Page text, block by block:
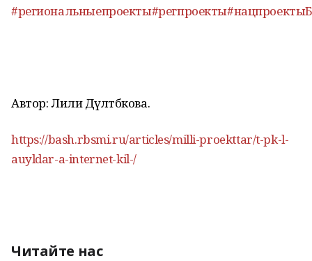
#региональныепроекты#регпроекты
Автор: Лилиә Дәүләтбәкова.
https://bash.rbsmi.ru/articles/milli-proekttar/t-pk-l-
auyldar-a-internet-kil-/
Читайте нас